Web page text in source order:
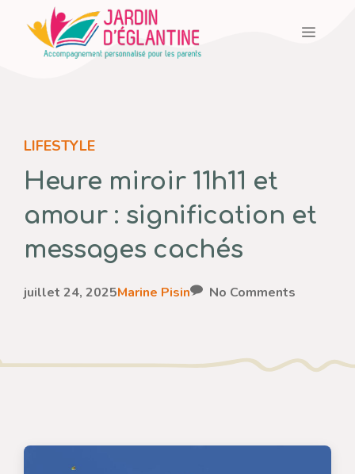
contenu
Menu
LIFESTYLE
Heure miroir 11h11 et
amour : signification et
messages cachés
juillet 24, 2025Marine Pisin No Comments